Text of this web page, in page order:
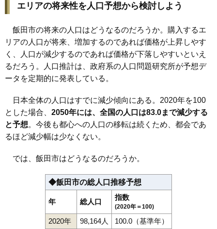
エリアの将来性を人口予想から検討しよう
飯田市の将来の人口はどうなるのだろうか。購入するエ
リアの人口が将来、増加するのであれば価格が上昇しやす
く、人口が減少するのであれば価格が下落しやすいといえ
るだろう。人口推計は、政府系の人口問題研究所が予想デ
ータを定期的に発表している。
日本全体の人口はすでに減少傾向にある。2020年を100
とした場合、 2050年には、全国の人口は83.0まで減少する
と予想。今後も都心への人口の移転は続くため、都会であ
るほど減少幅は少なくない。
では、飯田市はどうなるのだろうか。
◆飯田市の総人口推移予想
年 総人口
指数
(2020年＝100)
2020年 98,164人
100.0（基準年）